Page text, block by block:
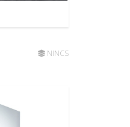
NINCS